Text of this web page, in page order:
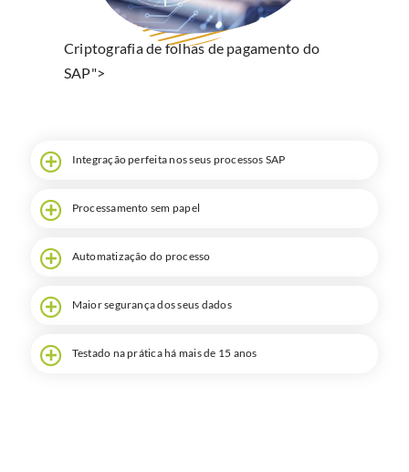
Pesquisa
Criptografia de folhas de pagamento do
SAP">
Integração perfeita nos seus processos SAP
Processamento sem papel
Automatização do processo
Maior segurança dos seus dados
Testado na prática há mais de 15 anos